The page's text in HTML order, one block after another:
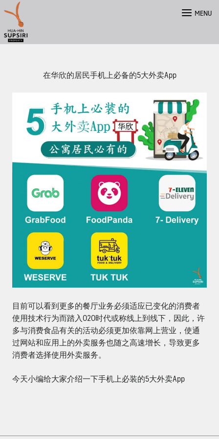
content
ไทย
MENU
在华欣的居民手机上必备的5大外卖App
目前可以看到更多的餐厅业务必须适应已变化的消费者
使用技术行为而踏入O2O时代或称线上到线下，因此，许
多与消费食品有关的活动必须更加依靠网上营业，使通
过网站和应用上的外卖服务也随之高速增长，导致更多
消费者选择使用外卖服务。
今天小编给大家介绍一下手机上必装的5大外卖App